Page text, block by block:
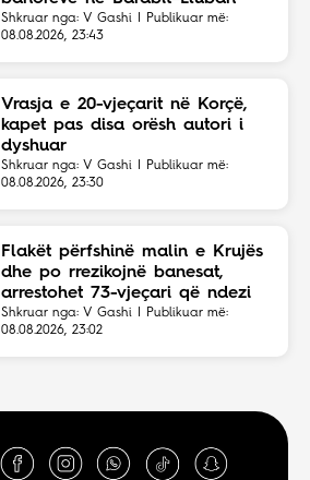
Shkruar nga: V Gashi | Publikuar më:
08.08.2026, 23:43
Vrasja e 20-vjeçarit në Korçë,
kapet pas disa orësh autori i
dyshuar
Shkruar nga: V Gashi | Publikuar më:
08.08.2026, 23:30
Flakët përfshinë malin e Krujës
dhe po rrezikojnë banesat,
arrestohet 73-vjeçari që ndezi
zjarrin për të djegur barin
Shkruar nga: V Gashi | Publikuar më:
08.08.2026, 23:02